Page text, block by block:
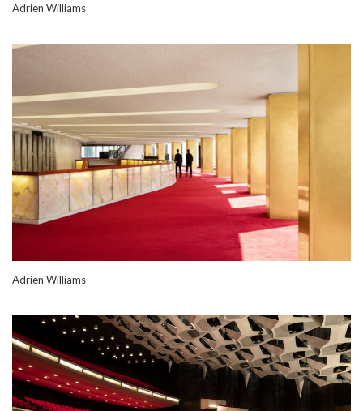
Adrien Williams
Adrien Williams